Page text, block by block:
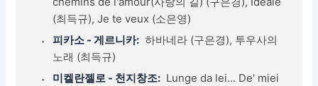
(최득규), Je te veux (소은영)
피카소 - 게르니카: 하바네라 (구은경), 투우사의
노래 (최득규)
미켈란젤로 - 천지창조: Lunge da lei... De' miei